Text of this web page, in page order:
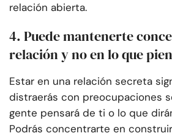
relación abierta.
4. Puede mantenerte
relación y no en lo que
Estar en una relación secreta
distraerás con preocupaciones
gente pensará de ti o lo que
Podrás concentrarte en